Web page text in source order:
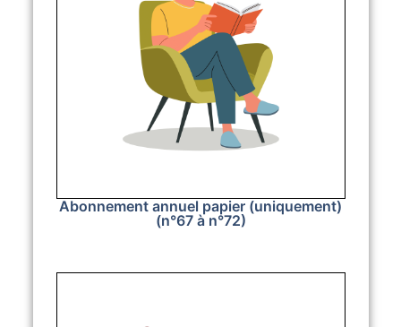
Abonnement annuel papier (uniquement)
(n°67 à n°72)